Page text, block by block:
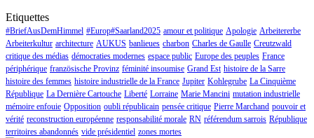
Etiquettes
#BriefAusDemHimmel #Europ#Saarland2025 amour et politique Apologie Arbeitererbe
Arbeiterkultur architecture AUKUS banlieues charbon Charles de Gaulle Creutzwald
critique des médias démocraties modernes espace public Europe des peuples France
périphérique französische Provinz féminité insoumise Grand Est histoire de la Sarre
histoire des femmes histoire industrielle de la France Jupiter Kohlegrube La Cinquième
République La Dernière Cartouche Liberté Lorraine Marie Mancini mutation industrielle
mémoire enfouie Opposition oubli républicain pensée critique Pierre Marchand pouvoir et
vérité reconstruction européenne responsabilité morale RN référendum sarrois République
territoires abandonnés vide présidentiel zones mortes